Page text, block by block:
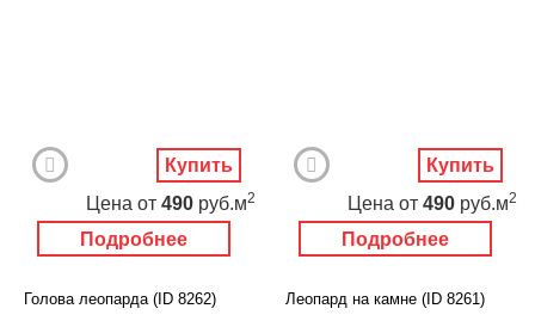
Подробнее
Цена от 490 руб.м2
Купить
Подробнее
Цена от 490 руб.м2
Купить
Голова леопарда (ID 8262) Леопард на камне (ID 8261)